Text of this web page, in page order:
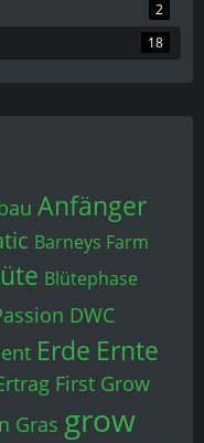
2
18
Anfänger
Barneys Farm
Blütephase
DWC
Erde Ernte
First Grow
Gras grow